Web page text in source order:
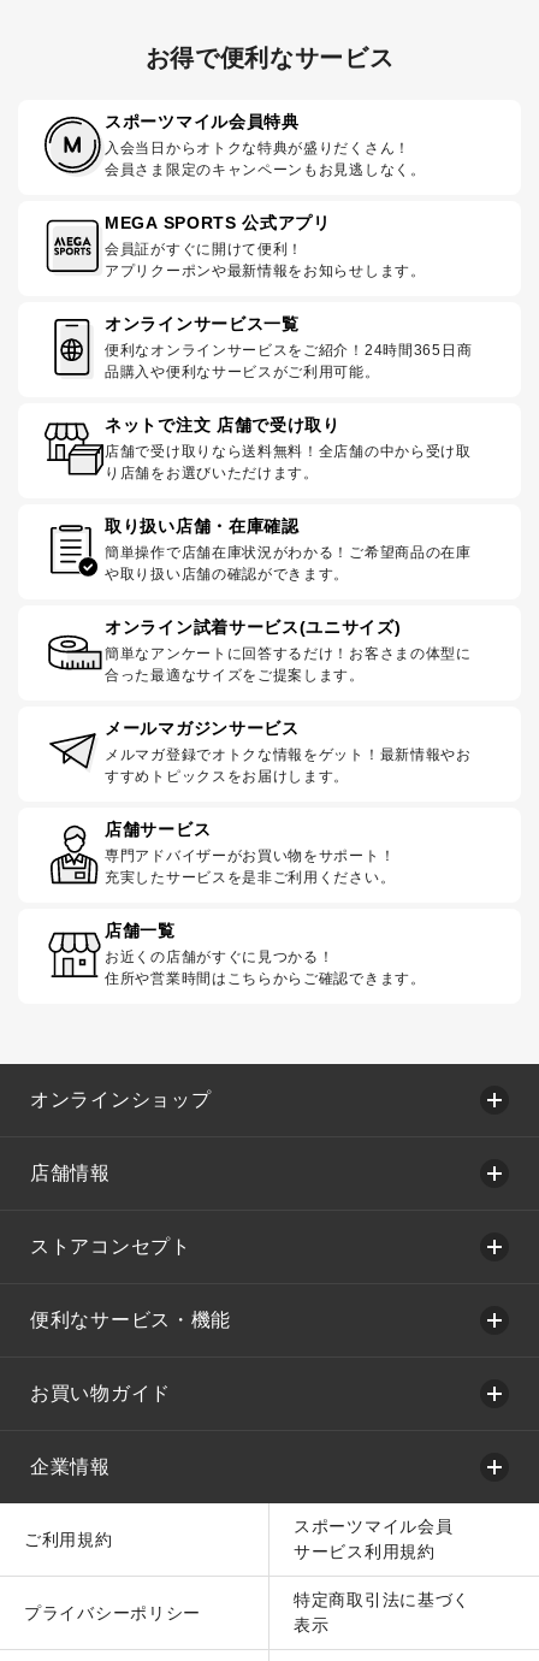
お得で便利なサービス
スポーツマイル会員特典
入会当日からオトクな特典が盛りだくさん！
会員さま限定のキャンペーンもお見逃しなく。
MEGA SPORTS 公式アプリ
会員証がすぐに開けて便利！
アプリクーポンや最新情報をお知らせします。
オンラインサービス一覧
便利なオンラインサービスをご紹介！24時間365日商
品購入や便利なサービスがご利用可能。
ネットで注文 店舗で受け取り
店舗で受け取りなら送料無料！全店舗の中から受け取
り店舗をお選びいただけます。
取り扱い店舗・在庫確認
簡単操作で店舗在庫状況がわかる！ご希望商品の在庫
や取り扱い店舗の確認ができます。
オンライン試着サービス(ユニサイズ)
簡単なアンケートに回答するだけ！お客さまの体型に
合った最適なサイズをご提案します。
メールマガジンサービス
メルマガ登録でオトクな情報をゲット！最新情報やお
すすめトピックスをお届けします。
店舗サービス
専門アドバイザーがお買い物をサポート！
充実したサービスを是非ご利用ください。
店舗一覧
お近くの店舗がすぐに見つかる！
住所や営業時間はこちらからご確認できます。
オンラインショップ
店舗情報
ストアコンセプト
便利なサービス・機能
お買い物ガイド
企業情報
ご利用規約
スポーツマイル会員
サービス利用規約
プライバシーポリシー
特定商取引法に基づく
表示